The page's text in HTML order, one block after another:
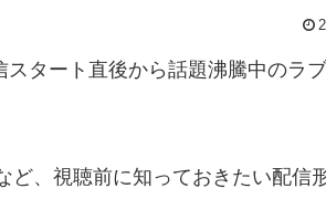
タート直後から話題沸騰中のラ
ど、視聴前に知っておきたい配信